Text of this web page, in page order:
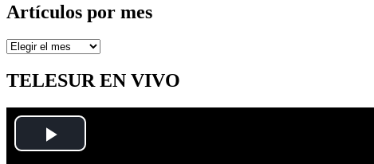
Artículos por mes
Artículos
mes
TELESUR EN VIVO